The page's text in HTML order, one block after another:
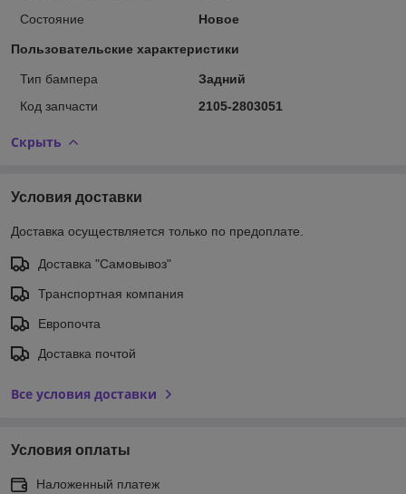
Состояние
Новое
Пользовательские характеристики
Тип бампера
Задний
Код запчасти
2105-2803051
Скрыть
Условия доставки
Доставка осуществляется только по предоплате.
Доставка "Самовывоз"
Транспортная компания
Европочта
Доставка почтой
Все условия доставки
Условия оплаты
Наложенный платеж